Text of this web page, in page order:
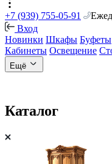
+7 (939) 755-05-91
Вход
Новинки Шкафы Буфеты
Кабинеты Освещение
Ещё
Каталог